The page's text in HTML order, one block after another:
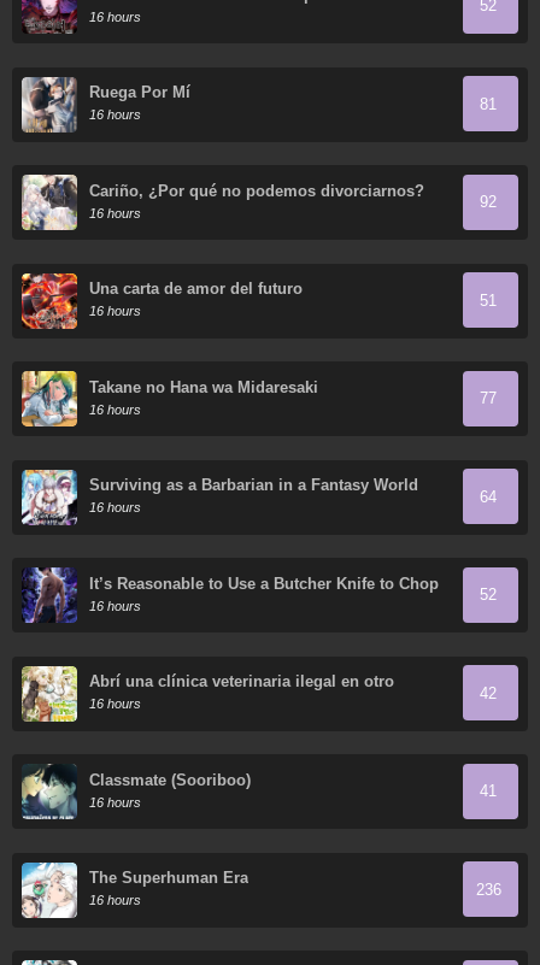
16 hours
52
Ruega Por Mí
16 hours
81
Cariño, ¿Por qué no podemos divorciarnos?
16 hours
92
Una carta de amor del futuro
16 hours
51
Takane no Hana wa Midaresaki
16 hours
77
Surviving as a Barbarian in a Fantasy World
16 hours
64
It’s Reasonable to Use a Butcher Knife to Chop
Down Everything in the World, Right?
16 hours
52
Abrí una clínica veterinaria ilegal en otro
mundo
16 hours
42
Classmate (Sooriboo)
16 hours
41
The Superhuman Era
16 hours
236